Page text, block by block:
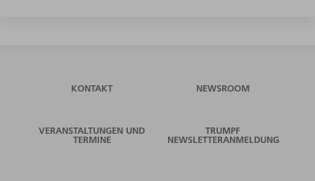
KONTAKT NEWSROOM
VERANSTALTUNGEN UND
TERMINE
TRUMPF
NEWSLETTERANMELDUNG